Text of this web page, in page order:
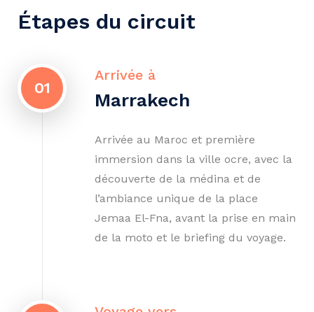
Étapes du circuit
01
Arrivée à
Marrakech
Arrivée au Maroc et première
immersion dans la ville ocre, avec la
découverte de la médina et de
l’ambiance unique de la place
Jemaa El-Fna, avant la prise en main
de la moto et le briefing du voyage.